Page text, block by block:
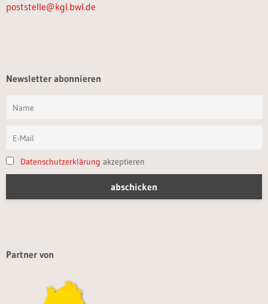
poststelle@kgl.bwl.de
Newsletter abonnieren
Datenschutzerklärung akzeptieren
Partner von